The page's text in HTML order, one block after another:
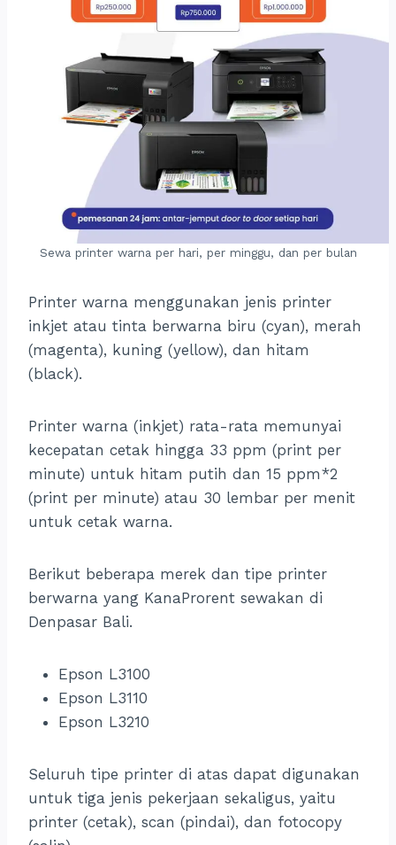
Sewa printer warna per hari, per minggu, dan per bulan
Printer warna menggunakan jenis printer
inkjet atau tinta berwarna biru (cyan), merah
(magenta), kuning (yellow), dan hitam
(black).
Printer warna (inkjet) rata-rata memunyai
kecepatan cetak hingga 33 ppm (print per
minute) untuk hitam putih dan 15 ppm*2
(print per minute) atau 30 lembar per menit
untuk cetak warna.
Berikut beberapa merek dan tipe printer
berwarna yang KanaProrent sewakan di
Denpasar Bali.
Epson L3100
Epson L3110
Epson L3210
Seluruh tipe printer di atas dapat digunakan
untuk tiga jenis pekerjaan sekaligus, yaitu
printer (cetak), scan (pindai), dan fotocopy